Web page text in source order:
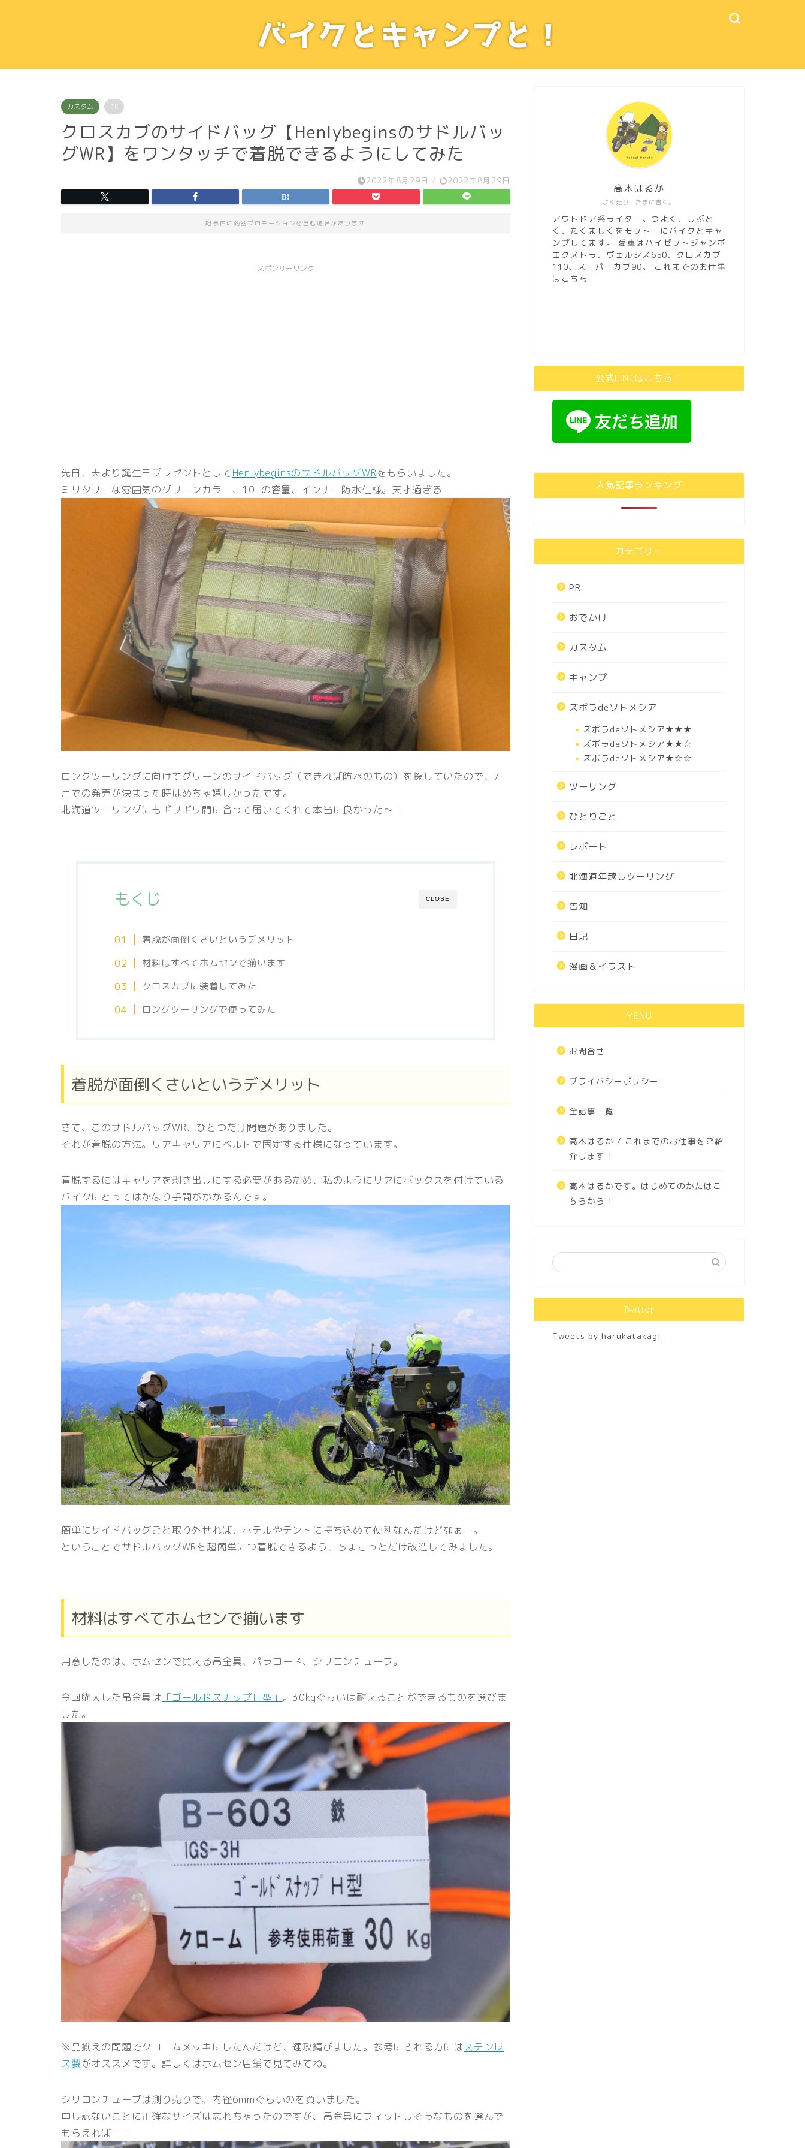
カスタム PR
クロスカブのサイドバッグ【Henlybeginsのサドルバッ
グWR】をワンタッチで着脱できるようにしてみた
2022年8月29日 / 2022年8月29日
記事内に商品プロモーションを含む場合があります
スポンサーリンク
先日、夫より誕生日プレゼントとしてHenlybeginsのサドルバッグWRをもらいました。
ミリタリーな雰囲気のグリーンカラー、 10Lの容量、インナー防水仕様。天才過ぎる！
ロングツーリングに向けてグリーンのサイドバッグ（できれば防水のもの）を探していたので、7
月での発売が決まった時はめちゃ嬉しかったです。
北海道ツーリングにもギリギリ間に合って届いてくれて本当に良かった～！
CLOSE
もくじ
着脱が面倒くさいというデメリット
材料はすべてホムセンで揃います
クロスカブに装着してみた
ロングツーリングで使ってみた
着脱が面倒くさいというデメリット
さて、このサドルバッグWR、ひとつだけ問題がありました。
それが着脱の方法。リアキャリアにベルトで固定する仕様になっています。
着脱するにはキャリアを剥き出しにする必要があるため、私のようにリアにボックスを付けている
バイクにとってはかなり手間がかかるんです。
簡単にサイドバッグごと取り外せれば、 ホテルやテントに持ち込めて便利なんだけどなぁ…。
ということでサドルバッグWRを超簡単につ着脱できるよう、ちょこっとだけ改造してみました。
材料はすべてホムセンで揃います
用意したのは、ホムセンで買える吊金具、パラコード、シリコンチューブ。
今回購入した吊金具は 「ゴールドスナップＨ型」 。30kgぐらいは耐えることができるものを選びま
した。
※品揃えの問題でクロームメッキにしたんだけど、速攻錆びました。参考にされる方にはステンレ
ス製がオススメです。詳しくはホムセン店舗で見てみてね。
シリコンチューブは測り売りで、内径6mmぐらいのを買いました。
申し訳ないことに正確なサイズは忘れちゃったのですが、吊金具にフィットしそうなものを選んで
もらえれば…！
よく走り、たまに書く。
高木はるか
アウトドア系ライター。つよく、しぶと
く、たくましくをモットーにバイクとキャ
ンプしてます。 愛車はハイゼットジャンボ
エクストラ、ヴェルシス650、クロスカブ
110、スーパーカブ90。
これまでのお仕事
はこちら
公式LINEはこちら！
人気記事ランキング
カテゴリー
PR
おでかけ
カスタム
キャンプ
ズボラdeソトメシア
ズボラdeソトメシア★★★
ズボラdeソトメシア★★☆
ズボラdeソトメシア★☆☆
ツーリング
ひとりごと
レポート
北海道年越しツーリング
告知
日記
漫画＆イラスト
MENU
お問合せ
プライバシーポリシー
全記事一覧
高木はるか / これまでのお仕事をご紹
介します！
高木はるかです。はじめてのかたはこ
ちらから！
Twitter
Tweets by harukatakagi_